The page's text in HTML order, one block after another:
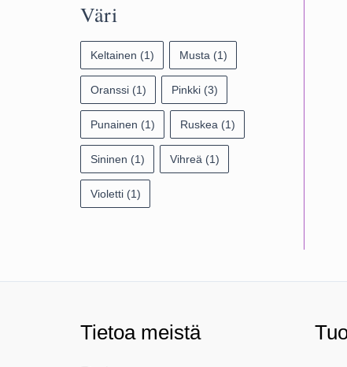
Väri
Keltainen (1) Musta (1)
Oranssi (1) Pinkki (3)
Punainen (1) Ruskea (1)
Sininen (1) Vihreä (1)
Violetti (1)
Tietoa meistä